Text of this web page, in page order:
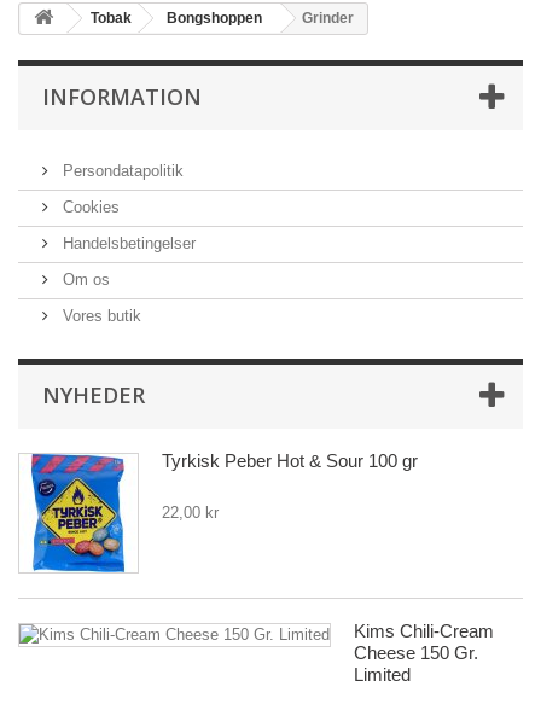
Tobak Bongshoppen Grinder
INFORMATION
Persondatapolitik
Cookies
Handelsbetingelser
Om os
Vores butik
NYHEDER
Tyrkisk Peber Hot & Sour 100 gr
22,00 kr
Kims Chili-Cream
Cheese 150 Gr.
Limited